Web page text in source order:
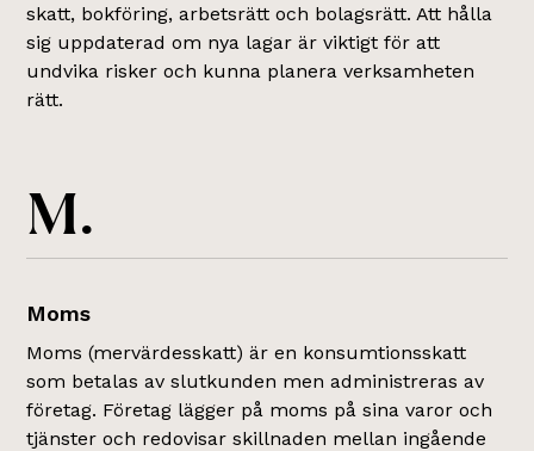
skatt, bokföring, arbetsrätt och bolagsrätt. Att hålla
sig uppdaterad om nya lagar är viktigt för att
undvika risker och kunna planera verksamheten
rätt.
M.
Moms
Moms (mervärdesskatt) är en konsumtionsskatt
som betalas av slutkunden men administreras av
företag. Företag lägger på moms på sina varor och
tjänster och redovisar skillnaden mellan ingående